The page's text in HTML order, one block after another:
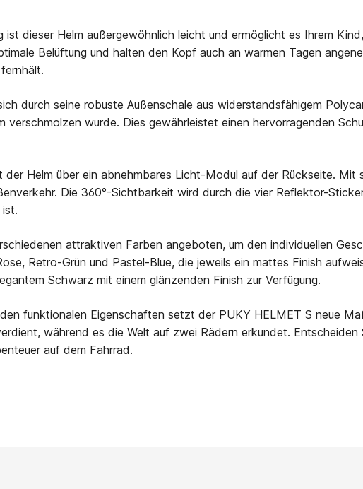
dieser Helm außergewöhnlich leicht und ermöglicht es Ihrem
Belüftung und halten den Kopf auch an warmen Tagen
durch seine robuste Außenschale aus widerstandsfähigem
verschmolzen wurde. Dies gewährleistet einen hervorragenden
der Helm über ein abnehmbares Licht-Modul auf der Rückseite.
Die 360°-Sichtbarkeit wird durch die vier Reflektor-
attraktiven Farben angeboten, um den individuellen
Retro-Grün und Pastel-Blue, die jeweils ein mattes Finish
Schwarz mit einem glänzenden Finish zur Verfügung.
funktionalen Eigenschaften setzt der PUKY HELMET S neue
während es die Welt auf zwei Rädern erkundet.
auf dem Fahrrad.